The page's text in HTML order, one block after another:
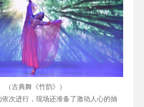
（古典舞《竹韵》）
次进行，现场还准备了激动人心的抽